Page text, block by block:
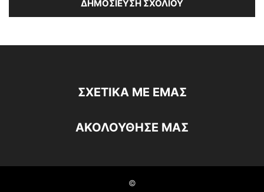
ΣΧΕΤΙΚΆ ΜΕ ΕΜΆΣ
ΑΚΟΛΟΥΘΗΣΕ ΜΑΣ
©